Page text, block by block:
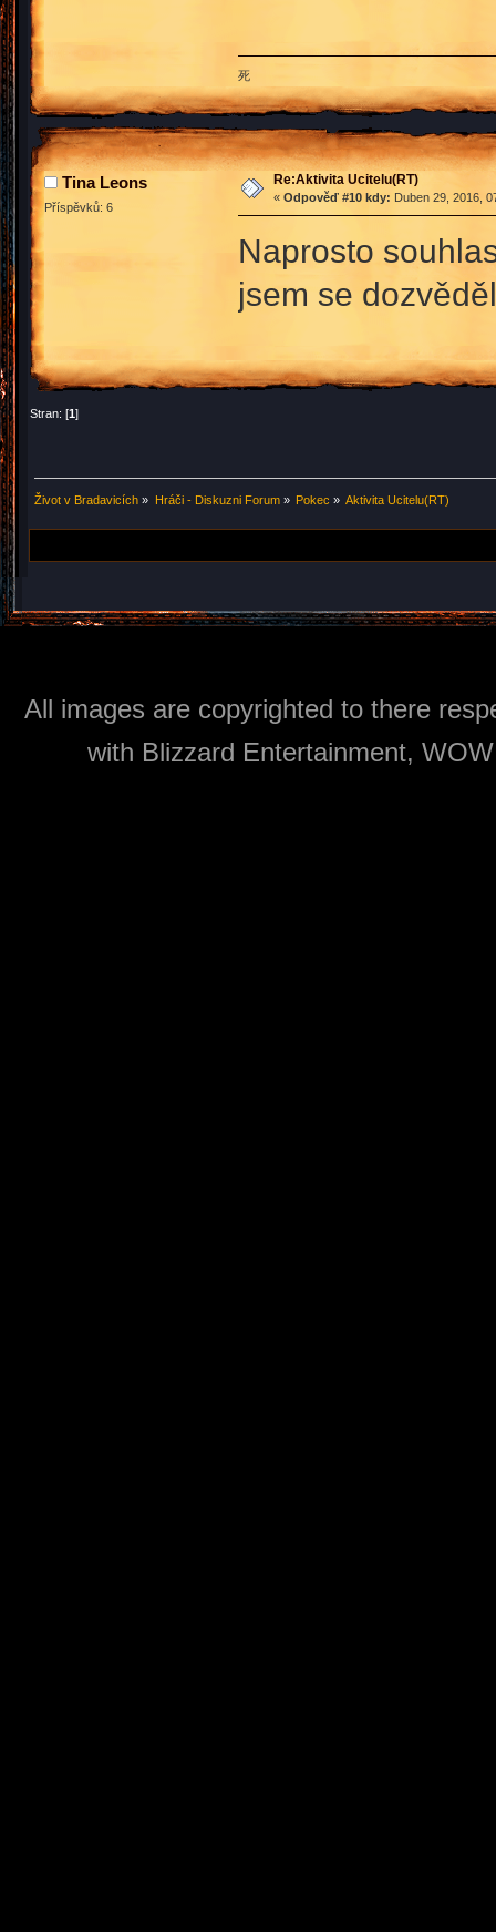
死
Tina Leons
Příspěvků: 6
Re:Aktivita Ucitelu(RT)
« Odpověď #10 kdy: Duben 29, 2016,
Naprosto
jsem se
Stran: [1]
Život v Bradavicích » Hráči - Diskuzni Forum» Pokec » Aktivita Ucitelu(RT)
All images are copyrighted to there
with Blizzard Entertainment,